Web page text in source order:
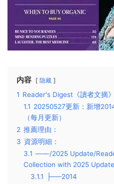
内容 隐藏
1 Reader's Digest《讀者文摘》
1.1 20250527更新：新增
（每月更新）
2 推薦理由：
3 資源明細：
3.1 ——/2025 Update/
Collection with 2025
3.1.1
├──2014